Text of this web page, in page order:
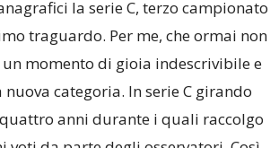
la serie C, terzo campionato
traguardo. Per me, che ormai non
momento di gioia indescrivibile e
categoria. In serie C girando
anni durante i quali raccolgo